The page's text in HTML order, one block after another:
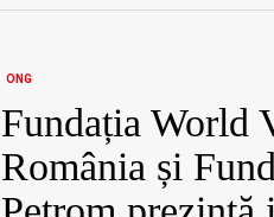
ONG
Fundația World
România și